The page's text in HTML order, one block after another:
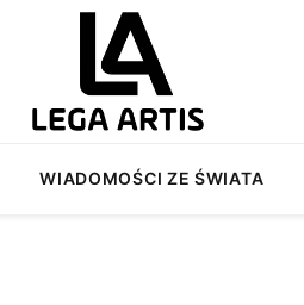
WIADOMOŚCI ZE ŚWIATA